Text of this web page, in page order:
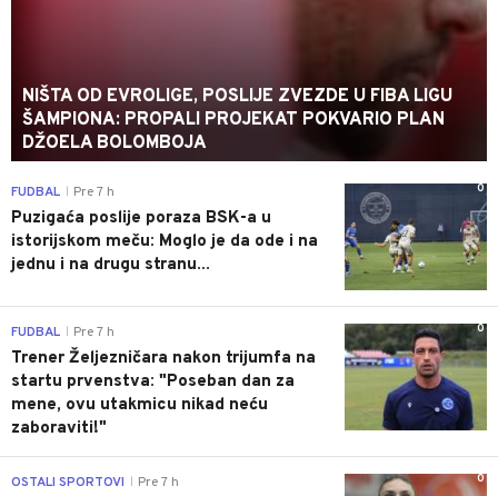
NIŠTA OD EVROLIGE, POSLIJE ZVEZDE U FIBA LIGU
ŠAMPIONA: PROPALI PROJEKAT POKVARIO PLAN
DŽOELA BOLOMBOJA
0
FUDBAL Pre 7 h
Puzigaća poslije poraza BSK-a u
istorijskom meču: Moglo je da ode i na
jednu i na drugu stranu...
0
FUDBAL Pre 7 h
Trener Željezničara nakon trijumfa na
startu prvenstva: "Poseban dan za
mene, ovu utakmicu nikad neću
zaboraviti!"
0
OSTALI SPORTOVI Pre 7 h